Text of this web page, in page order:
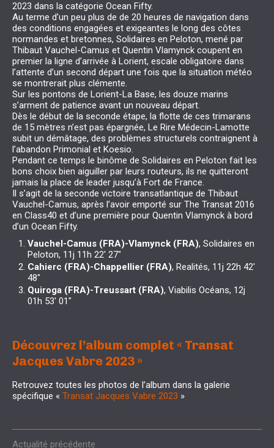
2023 dans la catégorie Ocean Fifty.
Au terme d’un peu plus de de 20 heures de navigation dans
des conditions engagées et exigeantes le long des côtes
normandes et bretonnes, Solidaires en Peloton, mené par
Thibaut Vauchel-Camus et Quentin Vlamynck coupent en
premier la ligne d’arrivée à Lorient, escale obligatoire dans
l’attente d’un second départ une fois que la situation météo
se montrerait plus clémente.
Sur les pontons de Lorient-La Base, les douze marins
s’arment de patience avant un nouveau départ.
Dès le début de la seconde étape, la flotte de ces trimarans
de 15 mètres n’est pas épargnée, Le Rire Médecin-Lamotte
subit un démâtage, des problèmes structurels contraignent à
l’abandon Primonial et Koesio.
Pendant ce temps le binôme de Solidaires en Peloton fait les
bons choix bien aiguiller par leurs routeurs, ils ne quitteront
jamais la place de leader jusqu’à Fort de France.
Il s’agit de la seconde victoire transatlantique de Thibaut
Vauchel-Camus, après l’avoir emporté sur The Transat 2016
en Class40 et d’une première pour Quentin Vlamynck à bord
d’un Ocean Fifty.
Vauchel-Camus (FRA)-Vlamynck (FRA), Solidaires en
Peloton, 11j 11h 22′ 27″
Cahierc (FRA)-Chappellier (FRA), Realités, 11j 22h 42′
48″
Quiroga (FRA)-Treussart (FRA), Viabilis Océans, 12j
01h 53′ 01″
Découvrez l’album complet « Transat
Jacques Vabre 2023 »
Retrouvez toutes les photos de l’album dans la galerie
spécifique « Transat Jacques Vabre 2023 »
Actualité précédente